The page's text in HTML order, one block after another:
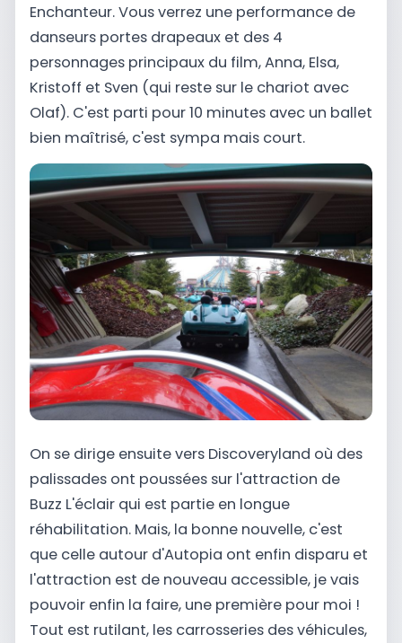
Enchanteur. Vous verrez une performance de
danseurs portes drapeaux et des 4
personnages principaux du film, Anna, Elsa,
Kristoff et Sven (qui reste sur le chariot avec
Olaf). C'est parti pour 10 minutes avec un ballet
bien maîtrisé, c'est sympa mais court.
On se dirige ensuite vers Discoveryland où des
palissades ont poussées sur l'attraction de
Buzz L'éclair qui est partie en longue
réhabilitation. Mais, la bonne nouvelle, c'est
que celle autour d'Autopia ont enfin disparu et
l'attraction est de nouveau accessible, je vais
pouvoir enfin la faire, une première pour moi !
Tout est rutilant, les carrosseries des véhicules,